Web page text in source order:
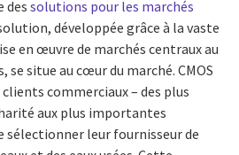
des solutions pour les marchés
développée grâce à la vaste
en œuvre de marchés centraux au
se situe au cœur du marché. CMOS
commerciaux – des plus
aux plus importantes
sélectionner leur fournisseur de